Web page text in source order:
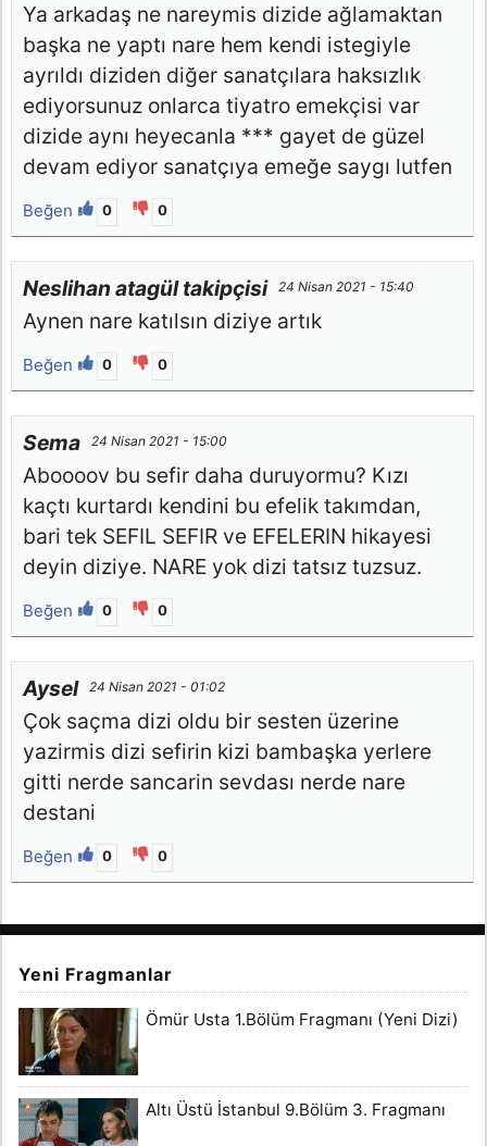
Ya arkadaş ne nareymis dizide ağlamaktan
başka ne yaptı nare hem kendi istegiyle
ayrıldı diziden diğer sanatçılara haksızlık
ediyorsunuz onlarca tiyatro emekçisi var
dizide aynı heyecanla *** gayet de güzel
devam ediyor sanatçıya emeğe saygı lutfen
Beğen 0 0
Neslihan atagül takipçisi 24 Nisan 2021 - 15:40
Aynen nare katılsın diziye artık
Beğen 0 0
Sema 24 Nisan 2021 - 15:00
Aboooov bu sefir daha duruyormu? Kızı
kaçtı kurtardı kendini bu efelik takımdan,
bari tek SEFIL SEFIR ve EFELERIN hikayesi
deyin diziye. NARE yok dizi tatsız tuzsuz.
Beğen 0 0
Aysel 24 Nisan 2021 - 01:02
Çok saçma dizi oldu bir sesten üzerine
yazirmis dizi sefirin kizi bambaşka yerlere
gitti nerde sancarin sevdası nerde nare
destani
Beğen 0 0
Yeni Fragmanlar
Ömür Usta 1.Bölüm Fragmanı (Yeni Dizi)
Altı Üstü İstanbul 9.Bölüm 3. Fragmanı